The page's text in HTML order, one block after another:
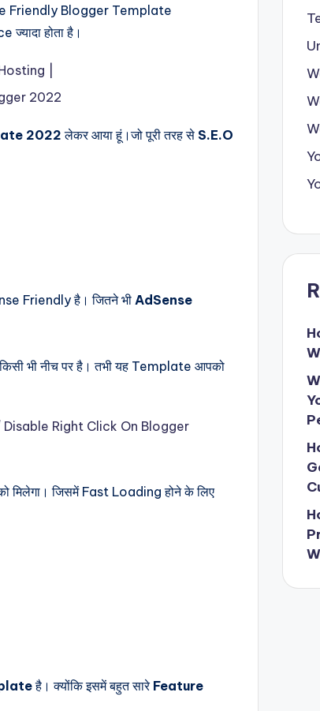
Friendly Blogger Template
होता है।
|
2022
2022लेकर आया हूं।जो पूरी तरह से S.E.O
Friendly है। जितने भी AdSense
भी नीच पर है। तभी यह Template आपको
Right Click On Blogger
जिसमें Fast Loading होने के लिए
है। क्योंकि इसमें बहुत सारे Feature